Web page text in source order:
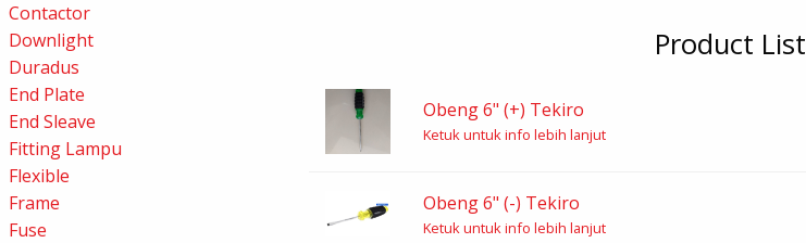
Contactor
Downlight
Duradus
End Plate
End Sleave
Fitting Lampu
Flexible
Frame
Fuse
Product List
Obeng 6" (+) Tekiro
Ketuk untuk info lebih lanjut
Obeng 6" (-) Tekiro
Ketuk untuk info lebih lanjut